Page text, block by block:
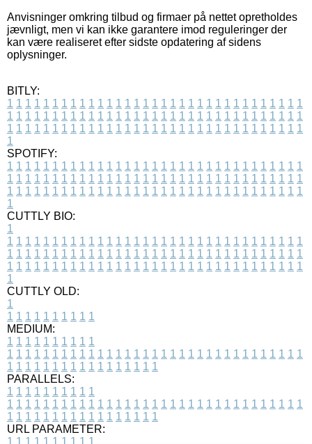
Anvisninger omkring tilbud og firmaer på nettet opretholdes
jævnligt, men vi kan ikke garantere imod reguleringer der
kan være realiseret efter sidste opdatering af sidens
oplysninger.
BITLY:
1 1 1 1 1 1 1 1 1 1 1 1 1 1 1 1 1 1 1 1 1 1 1 1 1 1 1 1 1 1 1 1 1
1 1 1 1 1 1 1 1 1 1 1 1 1 1 1 1 1 1 1 1 1 1 1 1 1 1 1 1 1 1 1 1 1
1 1 1 1 1 1 1 1 1 1 1 1 1 1 1 1 1 1 1 1 1 1 1 1 1 1 1 1 1 1 1 1 1
1
SPOTIFY:
1 1 1 1 1 1 1 1 1 1 1 1 1 1 1 1 1 1 1 1 1 1 1 1 1 1 1 1 1 1 1 1 1
1 1 1 1 1 1 1 1 1 1 1 1 1 1 1 1 1 1 1 1 1 1 1 1 1 1 1 1 1 1 1 1 1
1 1 1 1 1 1 1 1 1 1 1 1 1 1 1 1 1 1 1 1 1 1 1 1 1 1 1 1 1 1 1 1 1
1
CUTTLY BIO:
1
1 1 1 1 1 1 1 1 1 1 1 1 1 1 1 1 1 1 1 1 1 1 1 1 1 1 1 1 1 1 1 1 1
1 1 1 1 1 1 1 1 1 1 1 1 1 1 1 1 1 1 1 1 1 1 1 1 1 1 1 1 1 1 1 1 1
1 1 1 1 1 1 1 1 1 1 1 1 1 1 1 1 1 1 1 1 1 1 1 1 1 1 1 1 1 1 1 1 1
1
CUTTLY OLD:
1
1 1 1 1 1 1 1 1 1 1
MEDIUM:
1 1 1 1 1 1 1 1 1 1
1 1 1 1 1 1 1 1 1 1 1 1 1 1 1 1 1 1 1 1 1 1 1 1 1 1 1 1 1 1 1 1 1
1 1 1 1 1 1 1 1 1 1 1 1 1 1 1 1 1
PARALLELS:
1 1 1 1 1 1 1 1 1 1
1 1 1 1 1 1 1 1 1 1 1 1 1 1 1 1 1 1 1 1 1 1 1 1 1 1 1 1 1 1 1 1 1
1 1 1 1 1 1 1 1 1 1 1 1 1 1 1 1 1
URL PARAMETER:
1 1 1 1 1 1 1 1 1 1